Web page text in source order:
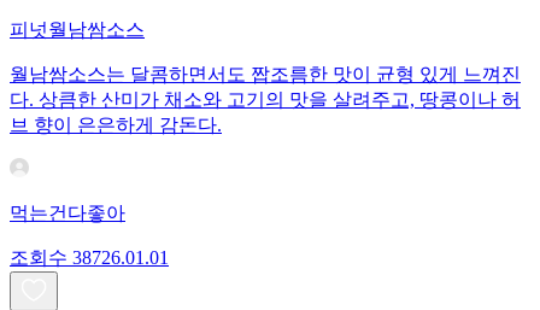
피넛월남쌈소스
월남쌈소스는 달콤하면서도 짭조름한 맛이 균형 있게 느껴진
다. 상큼한 산미가 채소와 고기의 맛을 살려주고, 땅콩이나 허
브 향이 은은하게 감돈다.
먹는건다좋아
조회수 38726.01.01